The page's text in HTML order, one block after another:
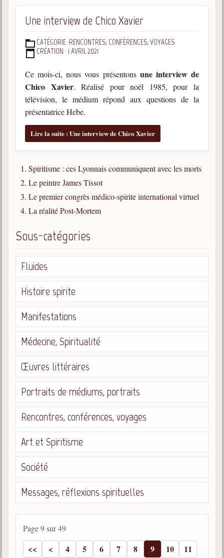
Une interview de Chico Xavier
DÉTAILS
CATÉGORIE :RENCONTRES, CONFÉRENCES, VOYAGES
CRÉATION : 1 AVRIL 2021
Ce mois-ci, nous vous présentons une interview de
Chico Xavier. Réalisé pour noël 1985, pour la
télévision, le médium répond aux questions de la
présentatrice Hebe.
Lire la suite : Une interview de Chico Xavier
Spiritisme : ces Lyonnais communiquent avec les morts
Le peintre James Tissot
Le premier congrès médico-spirite international virtuel
La réalité Post-Mortem
Sous-catégories
Fluides
Histoire spirite
Manifestations
Médecine, Spiritualité
Œuvres littéraires
Portraits de médiums, portraits
Rencontres, conférences, voyages
Art et Spiritisme
Société
Messages, réflexions spirituelles
Page 9 sur 49
4 5 6 7 8 9 10
11